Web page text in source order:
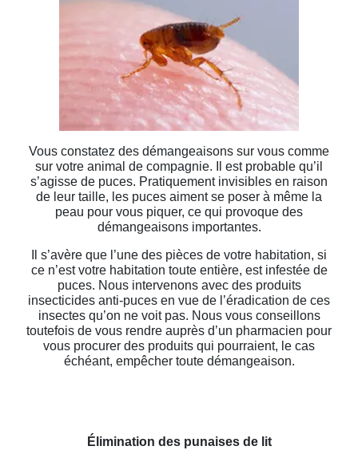
Vous constatez des démangeaisons sur vous comme
sur votre animal de compagnie. Il est probable qu’il
s’agisse de puces. Pratiquement invisibles en raison
de leur taille, les puces aiment se poser à même la
peau pour vous piquer, ce qui provoque des
démangeaisons importantes.
Il s’avère que l’une des pièces de votre habitation, si
ce n’est votre habitation toute entière, est infestée de
puces. Nous intervenons avec des produits
insecticides anti-puces en vue de l’éradication de ces
insectes qu’on ne voit pas. Nous vous conseillons
toutefois de vous rendre auprès d’un pharmacien pour
vous procurer des produits qui pourraient, le cas
échéant, empêcher toute démangeaison.
Élimination des punaises de lit